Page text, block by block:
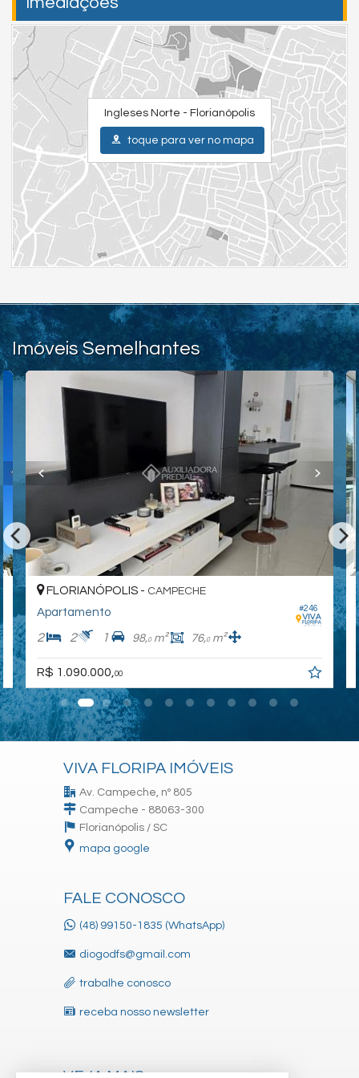
Ingleses Norte - Florianópolis
toque para ver no mapa
Imóveis Semelhantes
#246
FLORIANÓPOLIS - CAMPECHE
Apartamento
2 2 1 98,0m² 76,0m²
R$ 1.090.000, 00
VIVA FLORIPA IMÓVEIS
Av. Campeche, nº 805
Campeche - 88063-300
Florianópolis / SC
mapa google
FALE CONOSCO
(48) 99150-1835 (WhatsApp)
diogodfs@gmail.com
trabalhe conosco
receba nosso newsletter